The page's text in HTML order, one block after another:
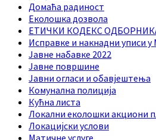
Домаћа радиност
Еколошка дозвола
ЕТИЧКИ КОДЕКС
Исправке и накнадни уписи
Јавне набавке 2022
Јавне површине
Јавни огласи и обавјештења
Комунална полиција
Кућна листа
Локални еколошки акциони
Локацијски услови
Матичне услуге